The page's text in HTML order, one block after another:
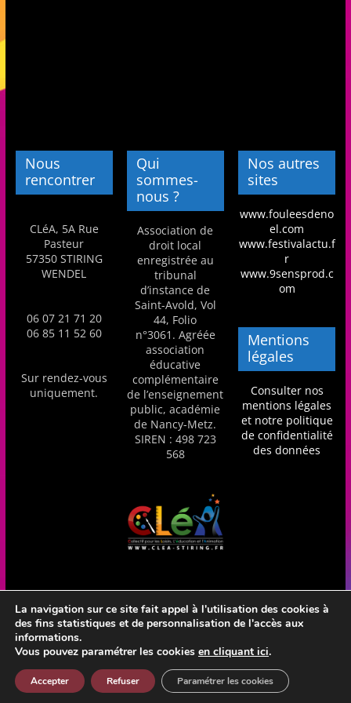
à
a
r
t
i
r
d
e
3
a
n
s
a
v
l
e
L
é
A
!
Nous
rencontrer
CLéA, 5A Rue
Pasteur
57350 STIRING
WENDEL
06 07 21 71 20
06 85 11 52 60
Sur rendez-vous
uniquement.
Qui
sommes-
nous ?
Association de
droit local
enregistrée au
tribunal
d’instance de
Saint-Avold, Vol
44, Folio
n°3061. Agréée
association
éducative
complémentaire
de l’enseignement
public, académie
de Nancy-Metz.
SIREN : 498 723
568
Nos autres
sites
www.fouleesdeno
el.com
www.festivalactu.f
r
www.9sensprod.c
om
Mentions
légales
Consulter nos
mentions légales
et notre politique
de confidentialité
des données
Réalisation Frédéric Amella - CLéA Stiring-Wendel - Hébergé
en France par OVH
La navigation sur ce site fait appel à l'utilisation des cookies à
des fins statistiques et de personnalisation de l'accès aux
informations.
Vous pouvez paramétrer les cookies en cliquant ici.
Accepter Refuser Paramétrer les cookies